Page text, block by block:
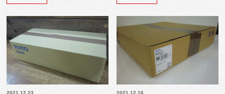
2021.12.23 2021.12.16